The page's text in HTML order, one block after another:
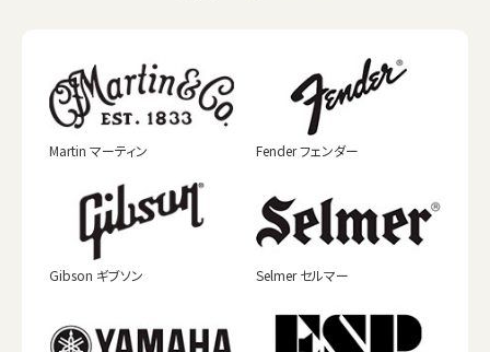
Martin マーティン Fender フェンダー
Gibson ギブソン Selmer セルマー